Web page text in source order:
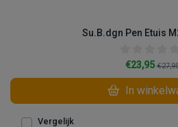
Su.B.dgn Pen Etuis
€23,95
In
Vergelijk